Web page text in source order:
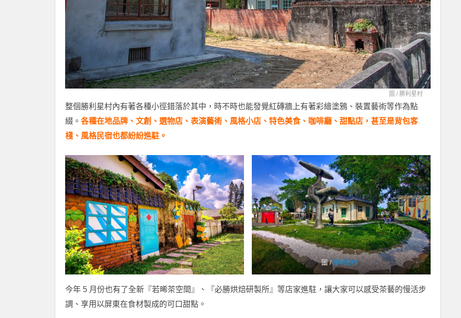
圖 / 勝利星村
整個勝利星村內有著各種小徑錯落於其中，時不時也能發覺紅磚牆上有著彩繪塗鴉、裝置藝術等作為點
綴。 各種在地品牌、文創、選物店、表演藝術、風格小店、特色美食、咖啡廳、甜點店，甚至是背包客
棧、風格民宿也都紛紛進駐。
圖 /勝利星村
今年 5 月份也有了全新『若晞茶空間』、『必勝烘焙研製所』等店家進駐，讓大家可以感受茶藝的慢活步
調、享用以屏東在食材製成的可口甜點。